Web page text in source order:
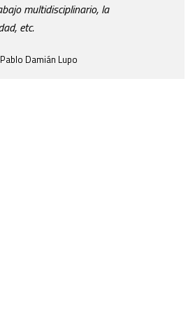
multidisciplinario, la
etc.
Damián Lupo